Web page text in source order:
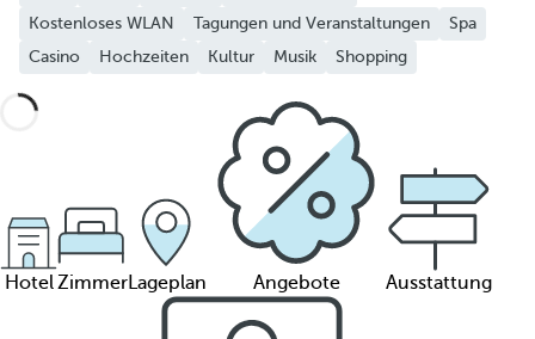
Kostenloses WLAN
Tagungen und Veranstaltungen
Spa
Casino
Hochzeiten Kultur Musik Shopping
HotelZimmerLageplan Angebote Ausstattung